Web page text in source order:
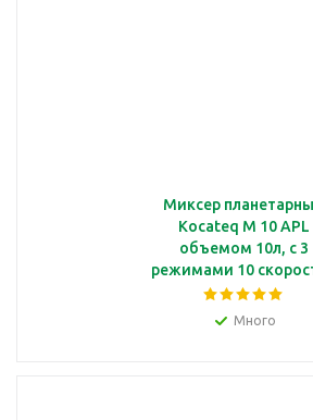
Миксер
Kocateq M 10 APL
объемом 10л, с 3
режимами 10
в каждом
Много